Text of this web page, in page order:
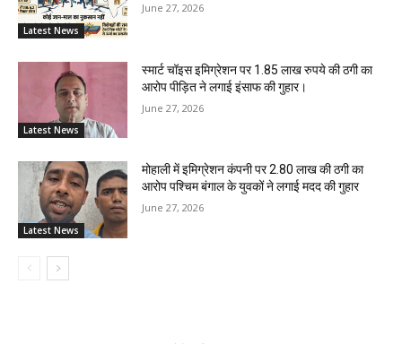
Latest News
June 27, 2026
Latest News
स्मार्ट चॉइस इमिग्रेशन पर 1.85 लाख रुपये की ठगी का
आरोप पीड़ित ने लगाई इंसाफ की गुहार।
June 27, 2026
Latest News
मोहाली में इमिग्रेशन कंपनी पर 2.80 लाख की ठगी का
आरोप पश्चिम बंगाल के युवकों ने लगाई मदद की गुहार
June 27, 2026